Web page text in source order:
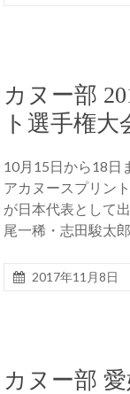
カヌー部
ト選手権大
10月15日から18日
アカヌースプリン
が日本代表として
尾一稀・志田駿太
2017年11月8日
カヌー部